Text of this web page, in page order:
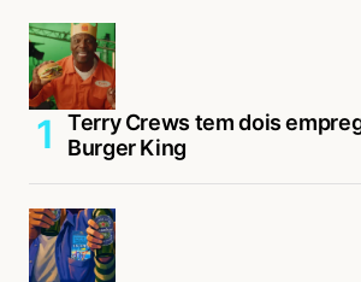
Terry Crews tem dois
Burger King